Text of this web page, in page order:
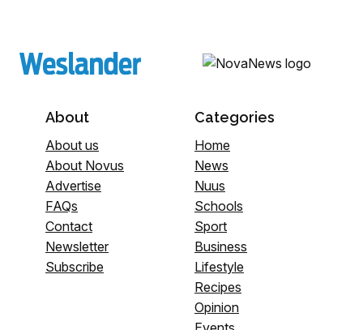
About
About us
About Novus
Advertise
FAQs
Contact
Newsletter
Subscribe
Categories
Home
News
Nuus
Schools
Sport
Business
Lifestyle
Recipes
Opinion